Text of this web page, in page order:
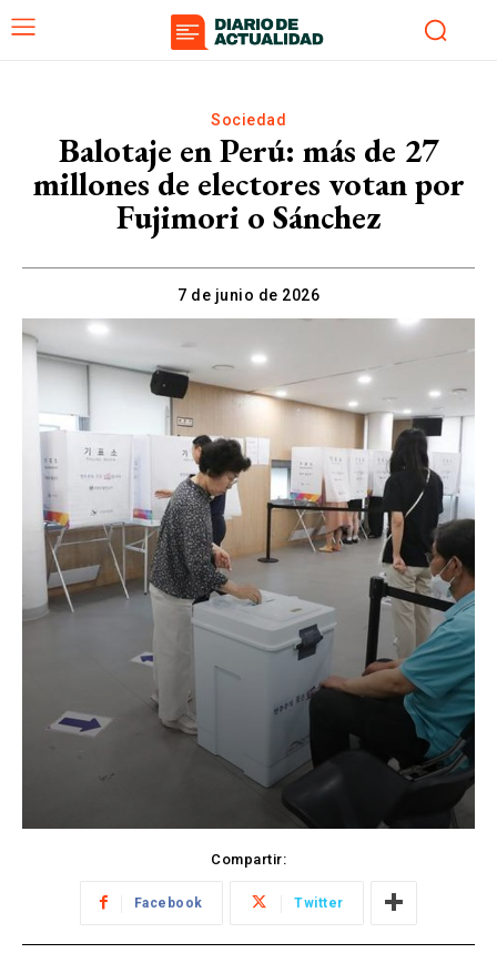
Sociedad
Balotaje en Perú: más de 27
millones de electores votan por
Fujimori o Sánchez
7 de junio de 2026
Compartir:
Facebook Twitter